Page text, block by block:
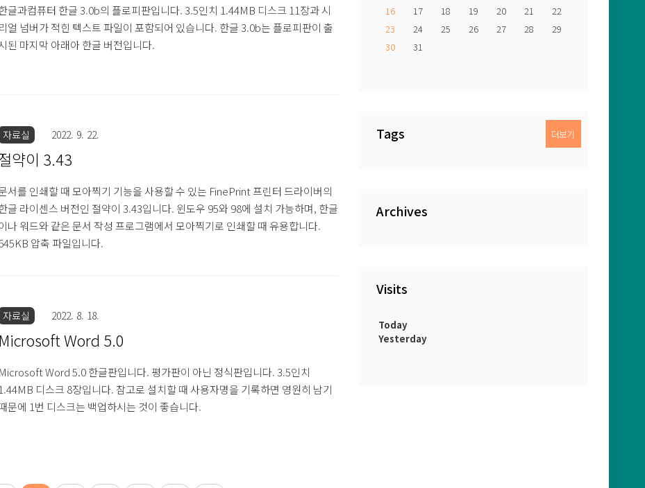
16
17 18 19 20 21
22
23
24 25 26 27 28
29
30
31
Tags 더보기
Archives
Visits
Today
Yesterday
글과컴퓨터 한글 3.0b의 플로피판입니다. 3.5인치 1.44MB 디스크 11장과 시
리얼 넘버가 적힌 텍스트 파일이 포함되어 있습니다. 한글 3.0b는 플로피판이 출
된 마지막 아래아 한글 버전입니다.
자료실 2022. 9. 22.
약이 3.43
서를 인쇄할 때 모아찍기 기능을 사용할 수 있는 FinePrint 프린터 드라이버의
글 라이센스 버전인 절약이 3.43입니다. 윈도우 95와 98에 설치 가능하며, 한글
나 워드와 같은 문서 작성 프로그램에서 모아찍기로 인쇄할 때 유용합니다.
압축 파일입니다.
자료실 2022. 8. 18.
Microsoft Word 5.0
Microsoft Word 5.0 한글판입니다. 평가판이 아닌 정식판입니다. 3.5인치
1.44MB 디스크 8장입니다. 참고로 설치할 때 사용자명을 기록하면 영원히 남기
문에 1번 디스크는 백업하시는 것이 좋습니다.